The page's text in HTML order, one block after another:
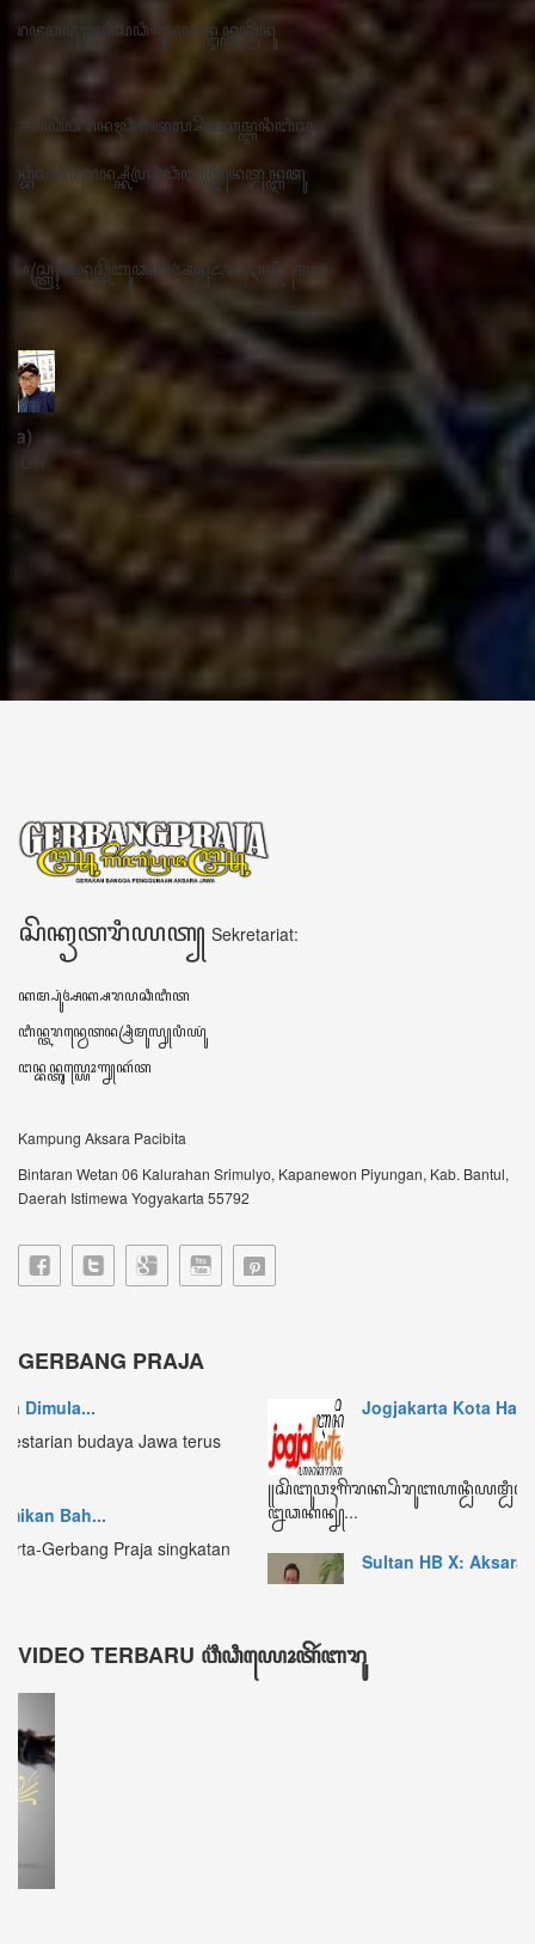
ꦱꦼꦏꦽꦠꦫꦶꦪꦠ꧀ Sekretariat:
ꦏꦩ꧀ꦥꦸꦁꦄꦏ꧀ꦱꦫꦥꦕꦶꦧꦶꦠ
ꦧꦶꦤ꧀ꦠꦫꦤ꧀ꦮꦺꦠꦤ꧀ꦱꦿꦶꦩꦸꦭ꧀ꦚꦥꦶꦪꦸꦁ
ꦔꦤ꧀ꦧꦤ꧀ꦠꦸꦭ꧀ꦪꦺꦴꦒ꧀ꦚꦏꦂꦠ
Bintaran Wetan 06 Kalurahan Srimulyo, Kapanewon Piyungan, Kab. Bantul,
Daerah Istimewa Yogyakarta 55792
GERBANG PRAJA
꧋ꦱꦼꦧꦸꦮꦃꦒꦼꦫꦏ꧀ꦥꦼꦫꦸꦧꦲꦤ꧀ꦝꦶꦪꦩ꧀ꦝꦶꦪꦩ꧀ꦠꦼꦔꦃꦣꦶꦭꦏꦸꦏꦤ꧀꧈
ꦊꦣꦏꦤ꧀ꦚ...
Sultan HB X: Aksara Jawa...
VIDEO TERBARU ꦮ꦳ꦶꦣꦶꦪꦺꦴꦠꦼꦂꦧꦫꦸ
ꦏꦼꦩꦫꦶꦤ꧀ Kemarin
464
ꦩꦶꦁꦒꦸꦆꦤꦶ Minggu ini
ꦏꦼꦱꦼꦭꦸꦫꦸꦲꦤ꧀ Keseluruhan
604674